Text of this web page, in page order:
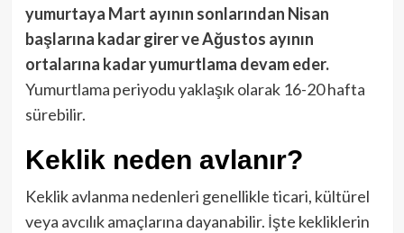
yumurtaya Mart ayının sonlarından Nisan
başlarına kadar girer ve Ağustos ayının
ortalarına kadar yumurtlama devam eder.
Yumurtlama periyodu yaklaşık olarak 16-20 hafta
sürebilir.
Keklik neden avlanır?
Keklik avlanma nedenleri genellikle ticari, kültürel
veya avcılık amaçlarına dayanabilir. İşte kekliklerin